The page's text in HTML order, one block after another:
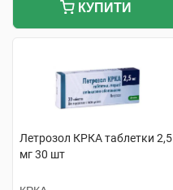
КУПИТИ
Летрозол КРКА таблетки 2,5
мг 30 шт